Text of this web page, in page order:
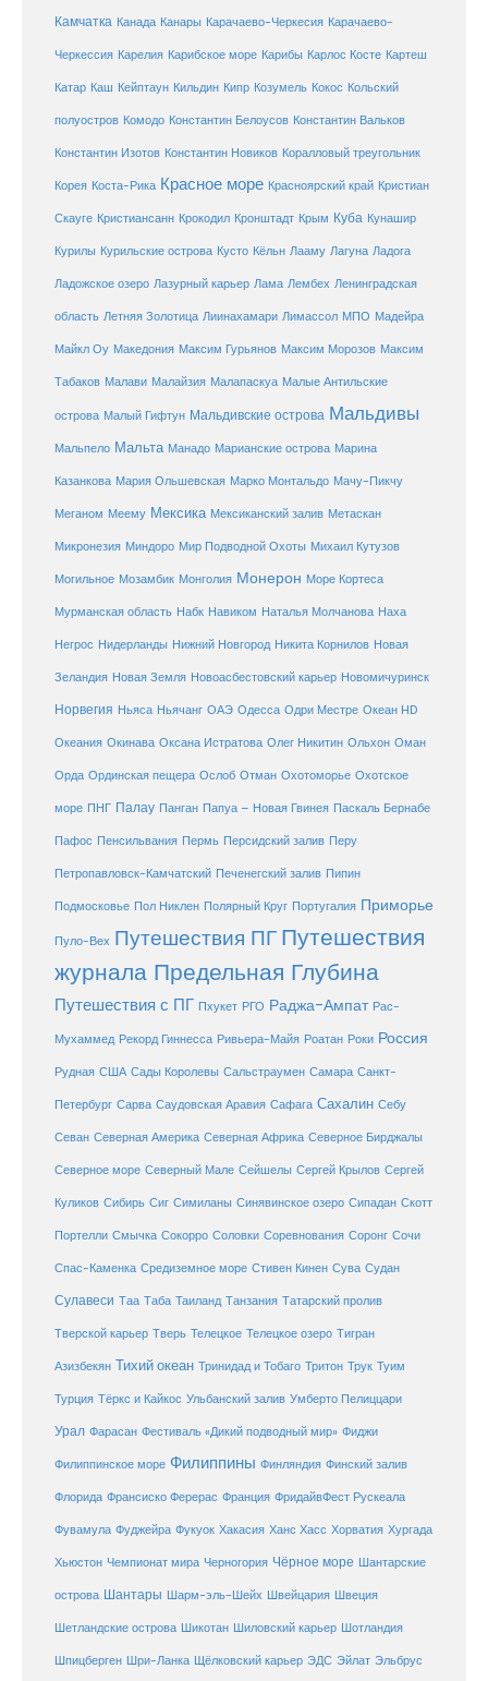
Камчатка Канада Канары Карачаево-Черкесия Карачаево-
Черкессия Карелия Карибское море Карибы Карлос Косте Картеш
Катар Каш Кейптаун Кильдин Кипр Козумель Кокос Кольский
полуостров Комодо Константин Белоусов Константин Вальков
Константин Изотов Константин Новиков Коралловый треугольник
Корея Коста-Рика Красное море Красноярский край Кристиан
Скауге Кристиансанн Крокодил Кронштадт Крым Куба Кунашир
Курилы Курильские острова Кусто Кёльн Лааму Лагуна Ладога
Ладожское озеро Лазурный карьер Лама Лембех Ленинградская
область Летняя Золотица Лиинахамари Лимассол МПО Мадейра
Майкл Оу Македония Максим Гурьянов Максим Морозов Максим
Табаков Малави Малайзия Малапаскуа Малые Антильские
острова Малый Гифтун Мальдивские острова Мальдивы
Мальпело Мальта Манадо Марианские острова Марина
Казанкова Мария Ольшевская Марко Монтальдо Мачу-Пикчу
Меганом Меему Мексика Мексиканский залив Метаскан
Микронезия Миндоро Мир Подводной Охоты Михаил Кутузов
Могильное Мозамбик Монголия Монерон Море Кортеса
Мурманская область Набк Навиком Наталья Молчанова Наха
Негрос Нидерланды Нижний Новгород Никита Корнилов Новая
Зеландия Новая Земля Новоасбестовский карьер Новомичуринск
Норвегия Ньяса Ньячанг ОАЭ Одесса Одри Местре Океан HD
Океания Окинава Оксана Истратова Олег Никитин Ольхон Оман
Орда Ординская пещера Ослоб Отман Охотоморье Охотское
море ПНГ Палау Панган Папуа – Новая Гвинея Паскаль Бернабе
Пафос Пенсильвания Пермь Персидский залив Перу
Петропавловск-Камчатский Печенегский залив Пипин
Подмосковье Пол Никлен Полярный Круг Португалия Приморье
Пуло-Вех Путешествия ПГ Путешествия
журнала Предельная Глубина
Путешествия с ПГ Пхукет РГО Раджа-Ампат Рас-
Мухаммед Рекорд Гиннесса Ривьера-Майя Роатан Роки Россия
Рудная США Сады Королевы Сальстраумен Самара Санкт-
Петербург Сарва Саудовская Аравия Сафага Сахалин Себу
Севан Северная Америка Северная Африка Северное Бирджалы
Северное море Северный Мале Сейшелы Сергей Крылов Сергей
Куликов Сибирь Сиг Симиланы Синявинское озеро Сипадан Скотт
Портелли Смычка Сокорро Соловки Соревнования Соронг Сочи
Спас-Каменка Средиземное море Стивен Кинен Сува Судан
Сулавеси Таа Таба Таиланд Танзания Татарский пролив
Тверской карьер Тверь Телецкое Телецкое озеро Тигран
Азизбекян Тихий океан Тринидад и Тобаго Тритон Трук Туим
Турция Тёркс и Кайкос Ульбанский залив Умберто Пелиццари
Урал Фарасан Фестиваль «Дикий подводный мир» Фиджи
Филиппинское море Филиппины Финляндия Финский залив
Флорида Франсиско Ферерас Франция ФридайвФест Рускеала
Фувамула Фуджейра Фукуок Хакасия Ханс Хасс Хорватия Хургада
Хьюстон Чемпионат мира Черногория Чёрное море Шантарские
острова Шантары Шарм-эль-Шейх Швейцария Швеция
Шетландские острова Шикотан Шиловский карьер Шотландия
Шпицберген Шри-Ланка Щёлковский карьер ЭДС Эйлат Эльбрус